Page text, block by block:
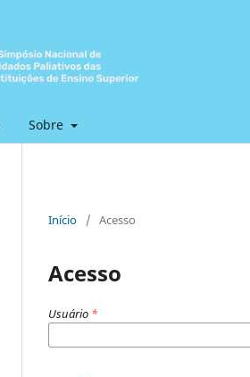
Sobre
Início / Acesso
Acesso
Usuário *